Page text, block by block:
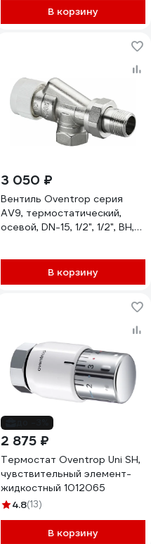
В корзину
3 050 ₽
Вентиль Oventrop серия
AV9, термостатический,
осевой, DN-15, 1/2", 1/2", ВН,
В корзину
2 875 ₽
Термостат Oventrop Uni SH,
чувствительный элемент-
жидкостный 1012065
4.8(13)
В корзину